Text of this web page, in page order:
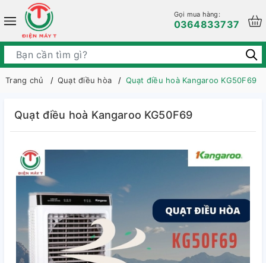
Gọi mua hàng:
0364833737
Trang chủ Quạt điều hòa Quạt điều hoà Kangaroo KG50F69
Quạt điều hoà Kangaroo KG50F69